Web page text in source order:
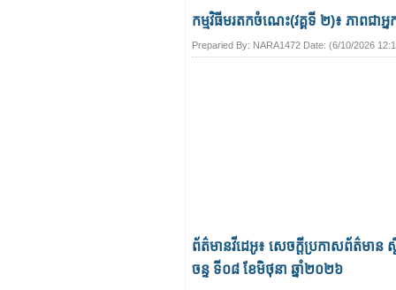
កម្មវិធីមរតកចំណេះ(វគ្គទី ២)៖ ភាពជា
Preparied By: NARA1472 Date: (6/10/2026
ព័ត៌មានវីដេអូ៖ សេចក្តីប្រកាសព័ត៌មាន ស្
ចន្ទ ទី០៨ ខែមិថុនា ឆ្នាំ២០២៦